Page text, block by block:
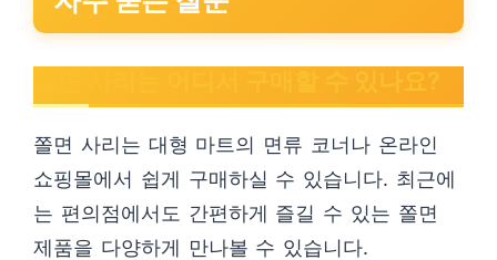
쫄면 사리는 대형 마트의 면류 코너나 온라인
쇼핑몰에서 쉽게 구매하실 수 있습니다. 최근에
는 편의점에서도 간편하게 즐길 수 있는 쫄면
제품을 다양하게 만나볼 수 있습니다.